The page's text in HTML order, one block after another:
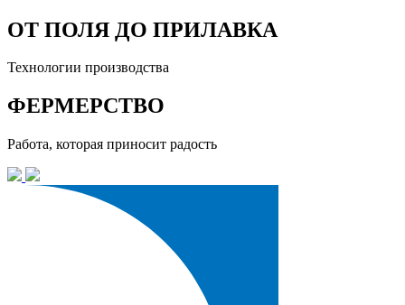
ОТ ПОЛЯ ДО ПРИЛАВКА
Технологии производства
ФЕРМЕРСТВО
Работа, которая приносит радость